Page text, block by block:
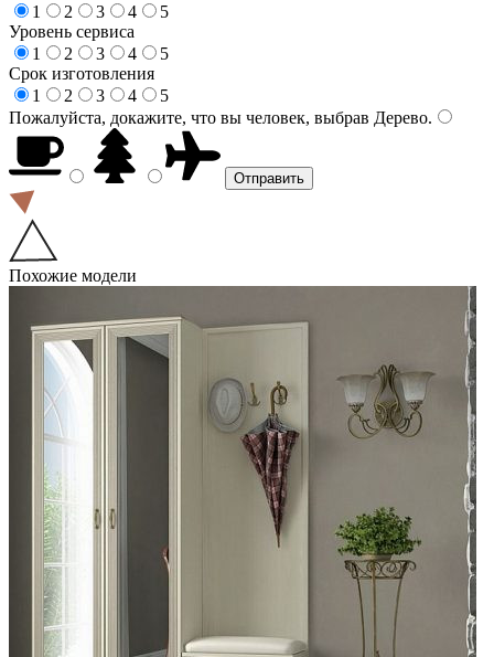
1
2 3 4
5
Уровень сервиса
1
2 3 4
5
Срок изготовления
1
2 3 4
5
Пожалуйста, докажите, что вы человек, выбрав Дерево.
Похожие модели